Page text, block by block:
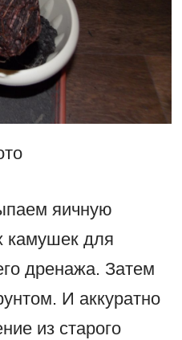
яичную
камушек для
дренажа. Затем
И аккуратно
из старого